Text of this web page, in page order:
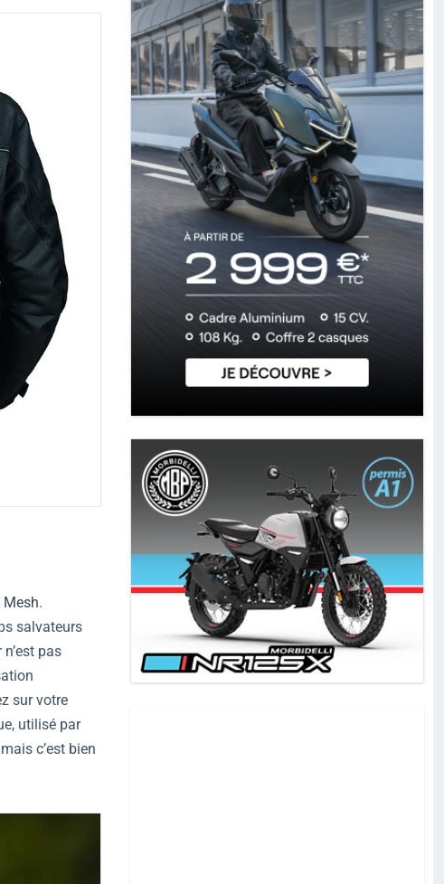
.
salvateurs
pas
sur votre
utilisé par
c’est bien